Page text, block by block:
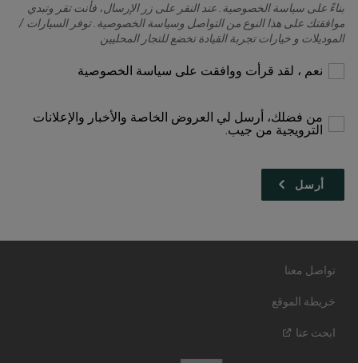
بناءً على سياسة الخصوصية. عند النقر على زر الإرسال، فأنت تقر وتبدي
موافقتك على هذا النوع من التواصل وسياسة الخصوصية. توفر السيارات /
الموديلات و خيارات تجربة القيادة تخضع للتجار المحليين
نعم ، لقد قرأت ووافقت على سياسة الخصوصية
من فضلك، أرسل لي العروض الخاصة والأخبار والإعلانات
الترويجية من جيب.
تواصل معنا
خريطة الموقع
ابحث عنا